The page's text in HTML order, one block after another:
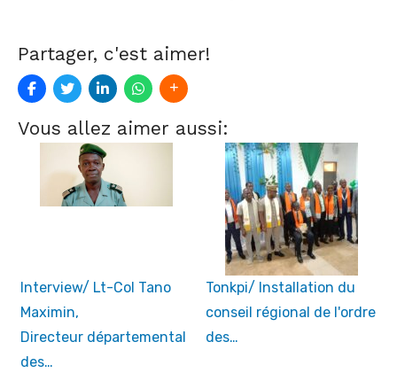
Partager, c'est aimer!
Vous allez aimer aussi:
Interview/ Lt-Col Tano
Maximin,
Directeur départemental
des…
Tonkpi/ Installation du
conseil régional de l'ordre
des…